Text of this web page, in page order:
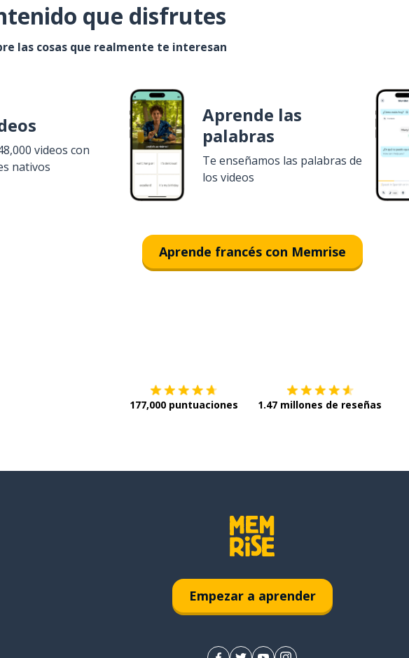
que disfrutes
las cosas que realmente te interesan
videos con
nativos
Aprende las
palabras
Te enseñamos las palabras de
los videos
Aprende francés con Memrise
177,000 puntuaciones 1.47 millones de reseñas
Empezar a aprender